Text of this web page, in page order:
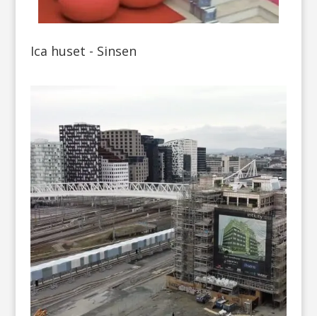
Ica huset - Sinsen